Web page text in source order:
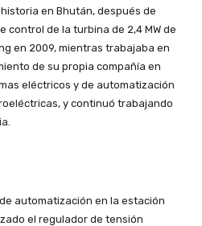
en Bhután, después de
control de la turbina de 2,4 MW de
en 2009, mientras trabajaba en
de su propia compañía en
eléctricos y de automatización
y continuó trabajando
automatización en la estación
el regulador de tensión